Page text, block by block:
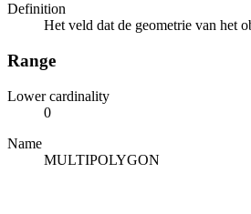
Definition
Het veld dat de geometrie van het
Range
Lower cardinality
0
Name
MULTIPOLYGON